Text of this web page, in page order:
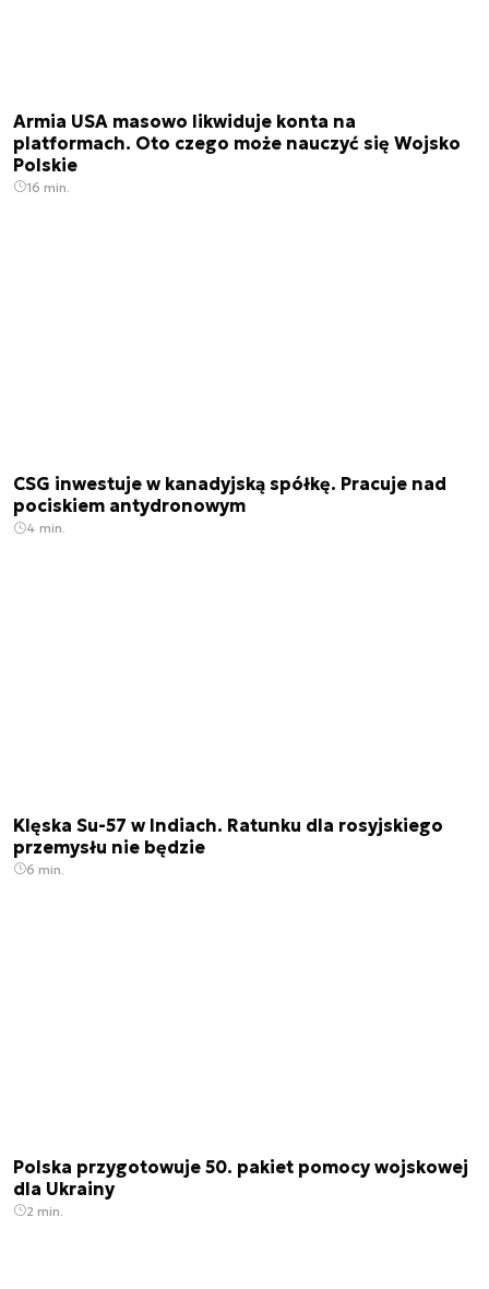
Armia USA masowo likwiduje konta na
platformach. Oto czego może nauczyć się Wojsko
Polskie
16 min.
CSG inwestuje w kanadyjską spółkę. Pracuje nad
pociskiem antydronowym
4 min.
Klęska Su-57 w Indiach. Ratunku dla rosyjskiego
przemysłu nie będzie
6 min.
Polska przygotowuje 50. pakiet pomocy wojskowej
dla Ukrainy
2 min.